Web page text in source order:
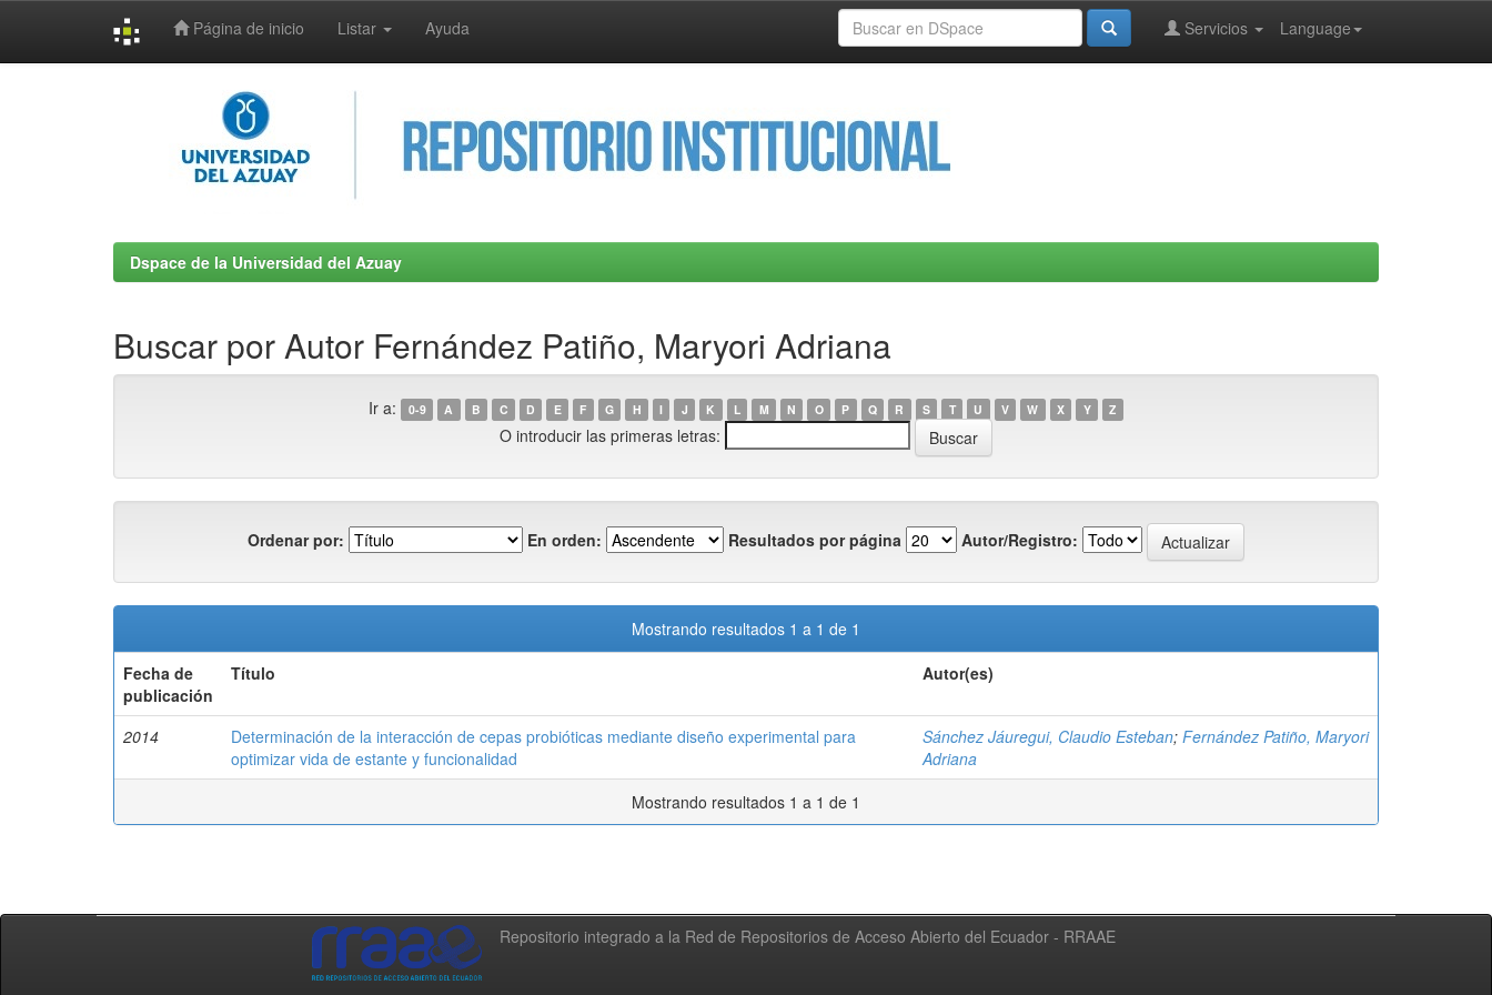
Página de inicio Listar Ayuda Language
Servicios
Dspace de la Universidad del Azuay
Buscar por Autor Fernández Patiño, Maryori Adriana
Ir a: 0-9 A B C D E F G H I J K L M N O P Q R S T U V W X Y Z
O introducir las primeras letras:
Ordenar por: En orden: Resultados por página Autor/Registro:
Mostrando resultados 1 a 1 de 1
Fecha de
publicación
Título Autor(es)
2014
Determinación de la interacción de cepas probióticas mediante diseño experimental para
optimizar vida de estante y funcionalidad
Sánchez Jáuregui, Claudio Esteban; Fernández Patiño, Maryori
Adriana
Mostrando resultados 1 a 1 de 1
Repositorio integrado a la Red de Repositorios de Acceso Abierto del Ecuador - RRAAE